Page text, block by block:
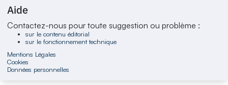
Aide
Contactez-nous pour toute suggestion ou problème :
sur le contenu éditorial
sur le fonctionnement technique
Mentions Légales
Cookies
Données personnelles